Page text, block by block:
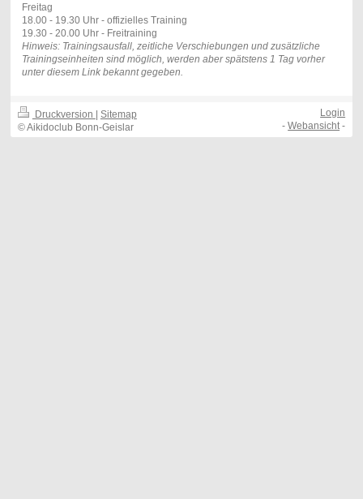
Freitag
18.00 - 19.30 Uhr - offizielles Training
19.30 - 20.00 Uhr - Freitraining
Hinweis: Trainingsausfall, zeitliche Verschiebungen und zusätzliche
Trainingseinheiten sind möglich, werden aber spätstens 1 Tag vorher
unter diesem Link bekannt gegeben.
Druckversion | Sitemap
© Aikidoclub Bonn-Geislar
Login
-Webansicht -